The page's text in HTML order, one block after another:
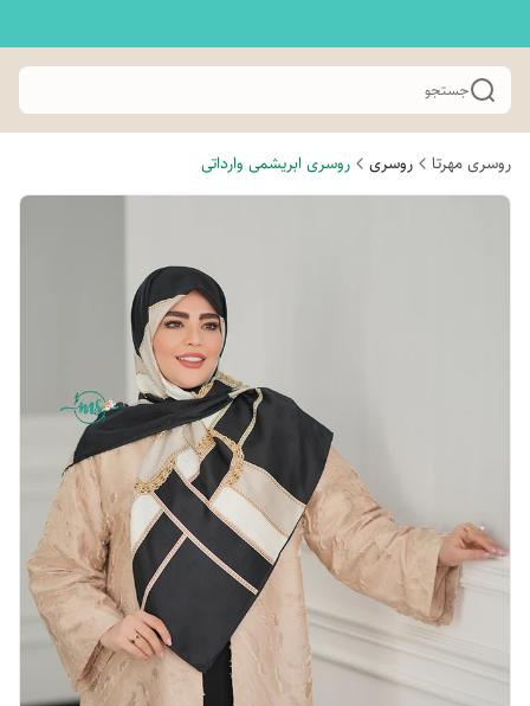
جستجو
روسری مهرتا روسری روسری ابریشمی وارداتی